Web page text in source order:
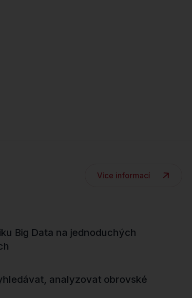
Více informací
Big Data na jednoduchých
analyzovat obrovské